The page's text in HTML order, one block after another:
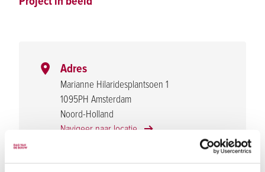
Adres
Marianne Hilaridesplantsoen 1
1095PH Amsterdam
Noord-Holland
Navigeer naar locatie